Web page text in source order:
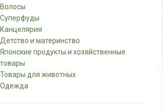
Волосы
Суперфуды
Канцелярия
Детство и материнство
Японские продукты и хозяйственные
товары
Товары для животных
Одежда